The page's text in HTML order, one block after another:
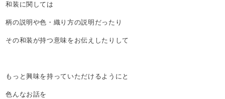
和装に関しては
柄の説明や色・織り方の説明だったり
その和装が持つ意味をお伝えしたりして
もっと興味を持っていただけるようにと
色んなお話を